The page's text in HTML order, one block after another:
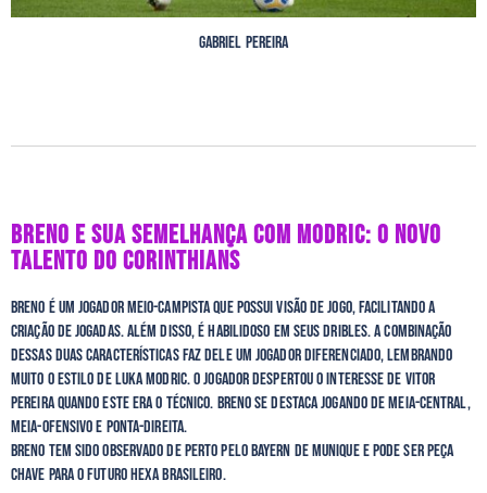
Gabriel Pereira
BRENO E SUA SEMELHANÇA COM MODRIC: O NOVO
TALENTO DO CORINTHIANS
Breno é um jogador meio-campista que possui visão de jogo, facilitando a
criação de jogadas. Além disso, é habilidoso em seus dribles. A combinação
dessas duas características faz dele um jogador diferenciado, lembrando
muito o estilo de Luka Modric. O jogador despertou o interesse de Vitor
Pereira quando este era o técnico. Breno se destaca jogando de meia-central,
meia-ofensivo e ponta-direita.
Breno tem sido observado de perto pelo Bayern de Munique e pode ser peça
chave para o futuro hexa brasileiro.